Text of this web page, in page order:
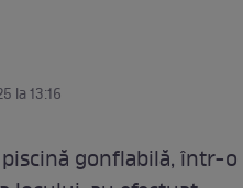
la 13:16
gonflabilă, într-o